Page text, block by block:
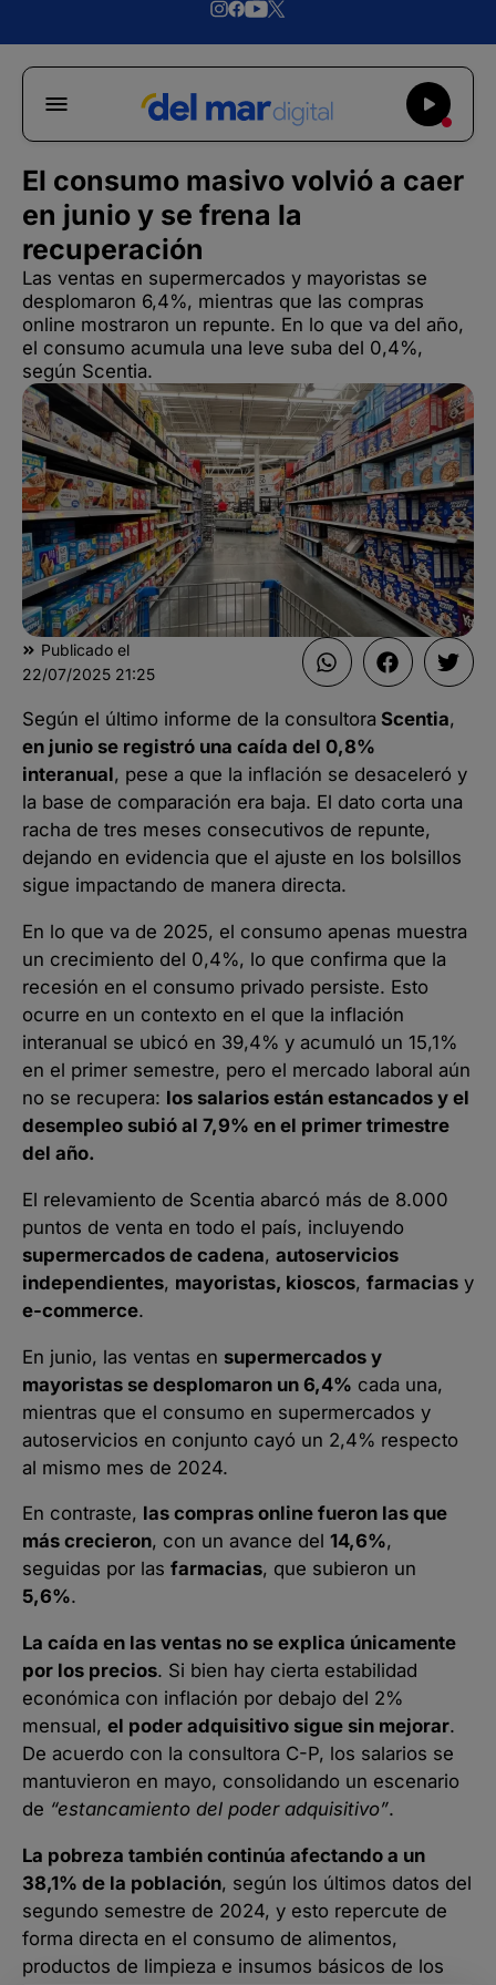
El consumo masivo volvió a caer
en junio y se frena la
recuperación
Las ventas en supermercados y mayoristas se
desplomaron 6,4%, mientras que las compras
online mostraron un repunte. En lo que va del año,
el consumo acumula una leve suba del 0,4%,
según Scentia.
Publicado el
22/07/2025 21:25
Según el último informe de la consultora Scentia,
en junio se registró una caída del 0,8%
interanual, pese a que la inflación se desaceleró y
la base de comparación era baja. El dato corta una
racha de tres meses consecutivos de repunte,
dejando en evidencia que el ajuste en los bolsillos
sigue impactando de manera directa.
En lo que va de 2025, el consumo apenas muestra
un crecimiento del 0,4%, lo que confirma que la
recesión en el consumo privado persiste. Esto
ocurre en un contexto en el que la inflación
interanual se ubicó en 39,4% y acumuló un 15,1%
en el primer semestre, pero el mercado laboral aún
no se recupera: los salarios están estancados y el
desempleo subió al 7,9% en el primer trimestre
del año.
El relevamiento de Scentia abarcó más de 8.000
puntos de venta en todo el país, incluyendo
supermercados de cadena, autoservicios
independientes, mayoristas, kioscos, farmacias y
e-commerce.
En junio, las ventas en supermercados y
mayoristas se desplomaron un 6,4% cada una,
mientras que el consumo en supermercados y
autoservicios en conjunto cayó un 2,4% respecto
al mismo mes de 2024.
En contraste, las compras online fueron las que
más crecieron, con un avance del 14,6%,
seguidas por las farmacias, que subieron un
5,6%.
La caída en las ventas no se explica únicamente
por los precios. Si bien hay cierta estabilidad
económica con inflación por debajo del 2%
mensual, el poder adquisitivo sigue sin mejorar.
De acuerdo con la consultora C-P, los salarios se
mantuvieron en mayo, consolidando un escenario
de “estancamiento del poder adquisitivo”.
La pobreza también continúa afectando a un
38,1% de la población, según los últimos datos del
segundo semestre de 2024, y esto repercute de
forma directa en el consumo de alimentos,
productos de limpieza e insumos básicos de los